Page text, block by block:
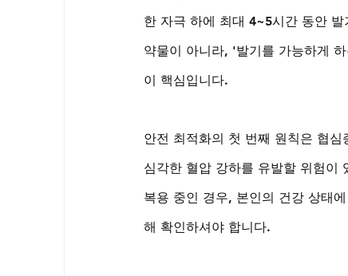
한 자극 하에 최대 4~5시간 동안
약물이 아니라, '발기를 가능하게
이 핵심입니다.
안전 최적화의 첫 번째 원칙은 협
심각한 혈압 강하를 유발할 위험이
복용 중인 경우, 본인의 건강 상태
해 확인하셔야 합니다.